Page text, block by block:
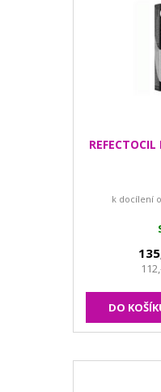
k docílení
DO